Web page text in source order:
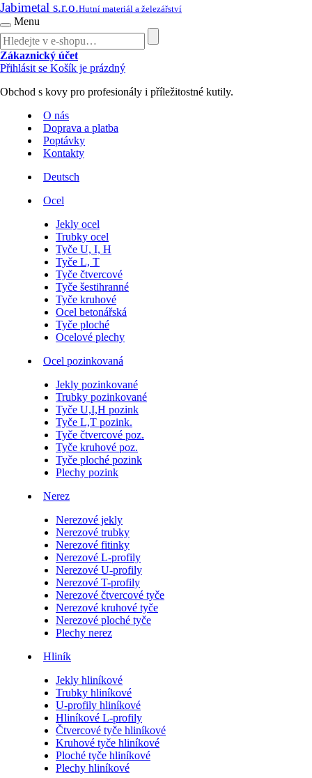
Jabimetal s.r.o.Hutní materiál a železářství
Menu
Zákaznický účet
Přihlásit se Košík je prázdný
Obchod s kovy pro profesionály i příležitostné kutily.
O nás
Doprava a platba
Poptávky
Kontakty
Deutsch
Ocel
Jekly ocel
Trubky ocel
Tyče U, I, H
Tyče L, T
Tyče čtvercové
Tyče šestihranné
Tyče kruhové
Ocel betonářská
Tyče ploché
Ocelové plechy
Ocel pozinkovaná
Jekly pozinkované
Trubky pozinkované
Tyče U,I,H pozink
Tyče L,T pozink.
Tyče čtvercové poz.
Tyče kruhové poz.
Tyče ploché pozink
Plechy pozink
Nerez
Nerezové jekly
Nerezové trubky
Nerezové fitinky
Nerezové L-profily
Nerezové U-profily
Nerezové T-profily
Nerezové čtvercové tyče
Nerezové kruhové tyče
Nerezové ploché tyče
Plechy nerez
Hliník
Jekly hliníkové
Trubky hliníkové
U-profily hliníkové
Hliníkové L-profily
Čtvercové tyče hliníkové
Kruhové tyče hliníkové
Ploché tyče hliníkové
Plechy hliníkové